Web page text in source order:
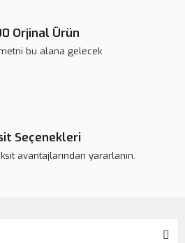
Orjinal Ürün
bu alana gelecek
Seçenekleri
avantajlarından yararlanın.